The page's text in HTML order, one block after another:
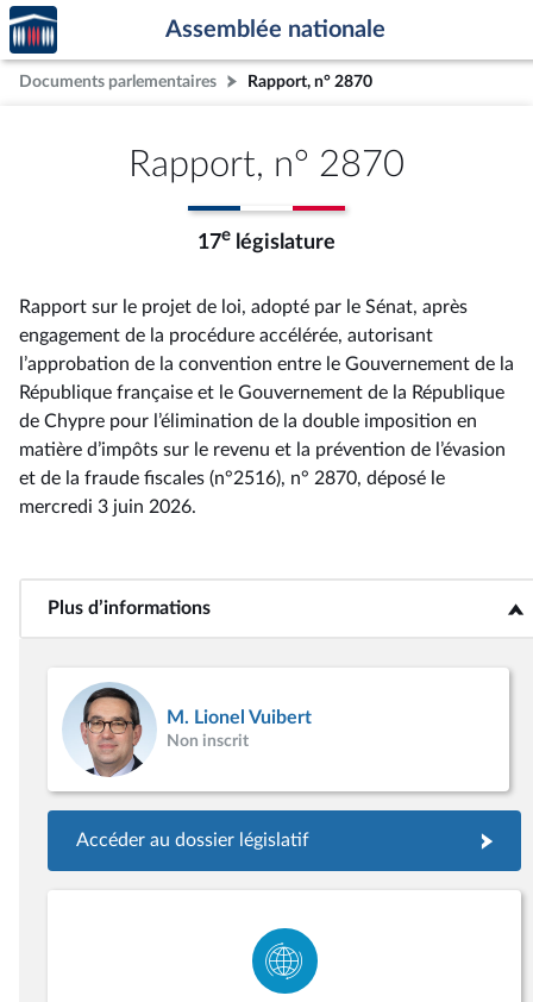
Aller au contenu
Aller en bas de la page
Accèder
à la
page
d'accueil
Assemblée nationale
Documents parlementaires Rapport, n° 2870
Rapport, n° 2870
17e législature
Rapport sur le projet de loi, adopté par le Sénat, après
engagement de la procédure accélérée, autorisant
l’approbation de la convention entre le Gouvernement de la
République française et le Gouvernement de la République
de Chypre pour l’élimination de la double imposition en
matière d’impôts sur le revenu et la prévention de l’évasion
et de la fraude fiscales (n°2516), n° 2870, déposé le
mercredi 3 juin 2026.
Plus d’informations<b>Plus d’informations</b>
M. Lionel Vuibert
Non inscrit
Accéder au dossier législatif